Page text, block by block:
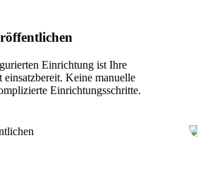
Einrichtung ist Ihre
Keine manuelle
Einrichtungsschritte.